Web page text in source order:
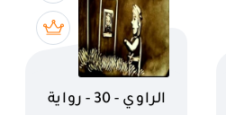
اسم الكتاب الراوي - 30 - رواية